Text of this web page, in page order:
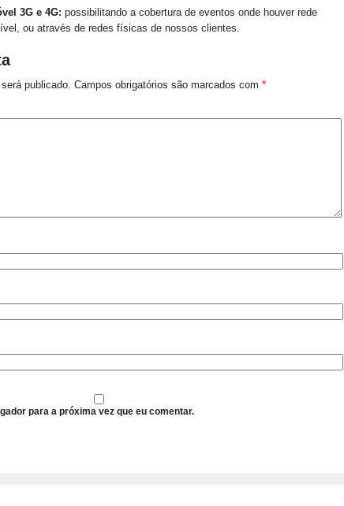
3G e 4G: possibilitando a cobertura de eventos onde houver rede
ou através de redes físicas de nossos clientes.
publicado. Campos obrigatórios são marcados com *
para a próxima vez que eu comentar.